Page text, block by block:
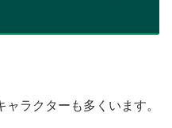
ラクターも多くいます。